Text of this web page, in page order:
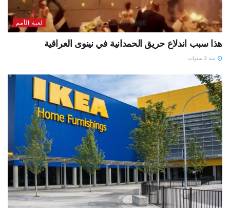
لعبة الأمم
هذا سبب اندلاع حريق الحمدانية في نينوى العراقية
منذ 3 سنوات